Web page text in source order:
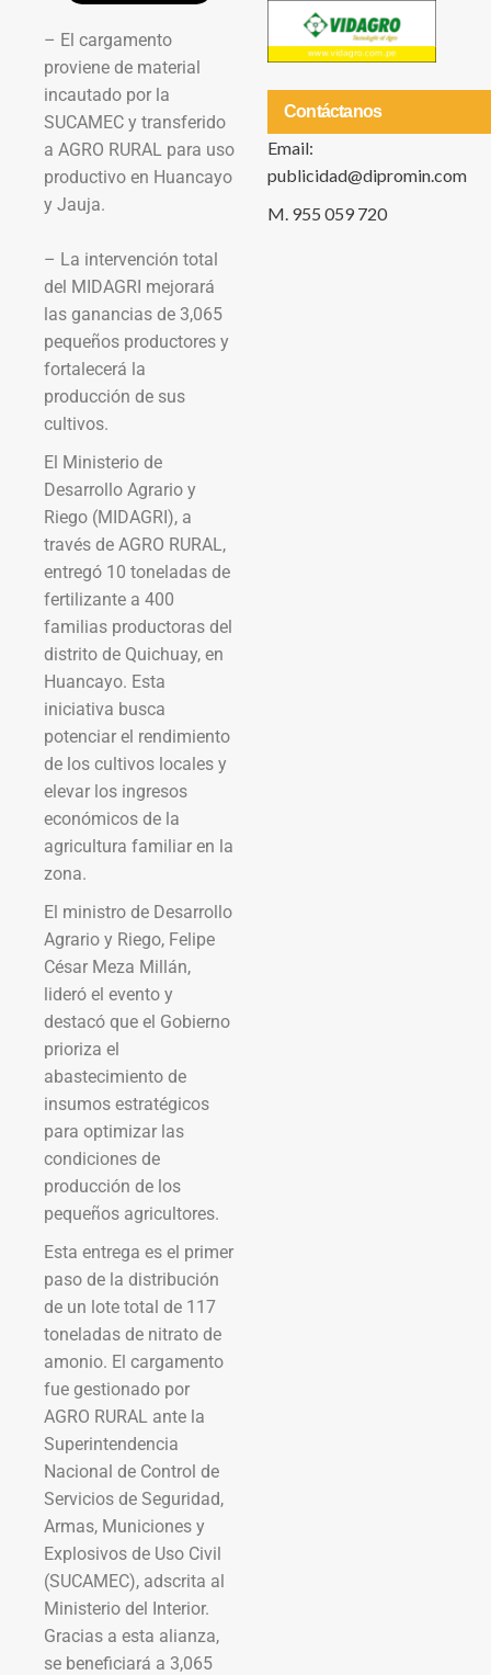
– El cargamento
proviene de material
incautado por la
SUCAMEC y transferido
a AGRO RURAL para uso
productivo en Huancayo
y Jauja.
– La intervención total
del MIDAGRI mejorará
las ganancias de 3,065
pequeños productores y
fortalecerá la
producción de sus
cultivos.
El Ministerio de
Desarrollo Agrario y
Riego (MIDAGRI), a
través de AGRO RURAL,
entregó 10 toneladas de
fertilizante a 400
familias productoras del
distrito de Quichuay, en
Huancayo. Esta
iniciativa busca
potenciar el rendimiento
de los cultivos locales y
elevar los ingresos
económicos de la
agricultura familiar en la
zona.
El ministro de Desarrollo
Agrario y Riego, Felipe
César Meza Millán,
lideró el evento y
destacó que el Gobierno
prioriza el
abastecimiento de
insumos estratégicos
para optimizar las
condiciones de
producción de los
pequeños agricultores.
Esta entrega es el primer
paso de la distribución
de un lote total de 117
toneladas de nitrato de
amonio. El cargamento
fue gestionado por
AGRO RURAL ante la
Superintendencia
Nacional de Control de
Servicios de Seguridad,
Armas, Municiones y
Explosivos de Uso Civil
(SUCAMEC), adscrita al
Ministerio del Interior.
Gracias a esta alianza,
se beneficiará a 3,065
Contáctanos
Email:
publicidad@dipromin.com
M. 955 059 720